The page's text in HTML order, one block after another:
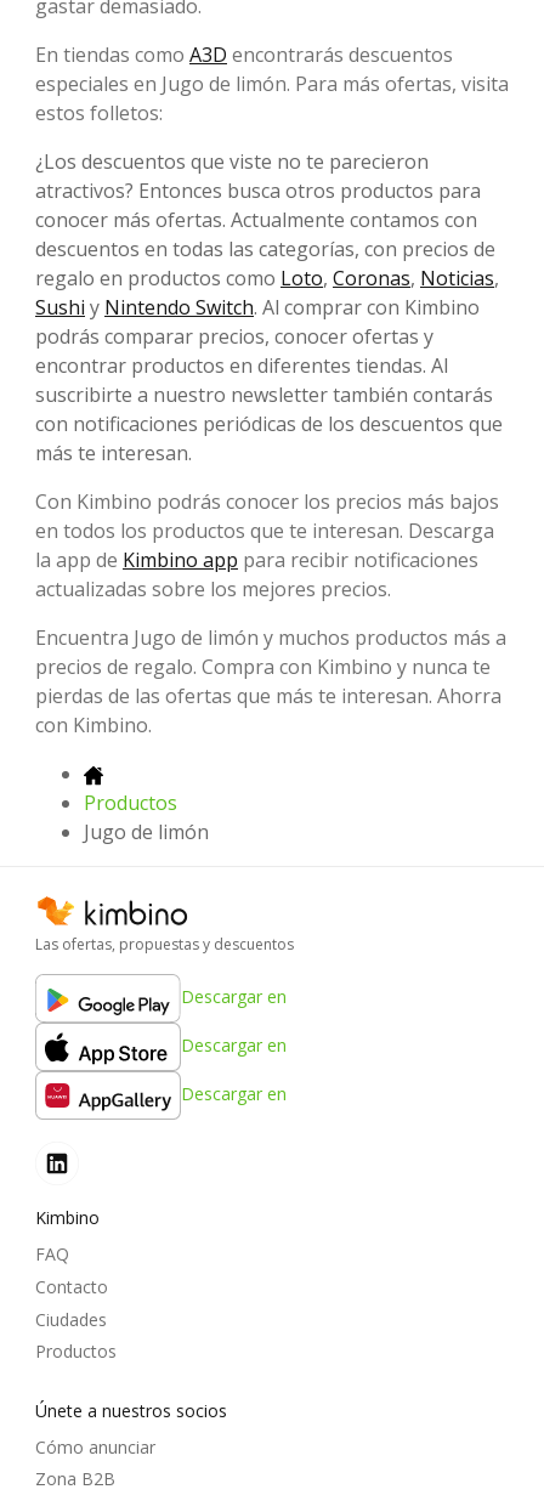
gastar demasiado.
En tiendas como A3D encontrarás descuentos
especiales en Jugo de limón. Para más ofertas, visita
estos folletos:
¿Los descuentos que viste no te parecieron
atractivos? Entonces busca otros productos para
conocer más ofertas. Actualmente contamos con
descuentos en todas las categorías, con precios de
regalo en productos como Loto, Coronas, Noticias,
Sushi y Nintendo Switch. Al comprar con Kimbino
podrás comparar precios, conocer ofertas y
encontrar productos en diferentes tiendas. Al
suscribirte a nuestro newsletter también contarás
con notificaciones periódicas de los descuentos que
más te interesan.
Con Kimbino podrás conocer los precios más bajos
en todos los productos que te interesan. Descarga
la app de Kimbino app para recibir notificaciones
actualizadas sobre los mejores precios.
Encuentra Jugo de limón y muchos productos más a
precios de regalo. Compra con Kimbino y nunca te
pierdas de las ofertas que más te interesan. Ahorra
con Kimbino.
Productos
Jugo de limón
Las ofertas, propuestas y descuentos
Descargar en
Descargar en
Descargar en
Kimbino
FAQ
Contacto
Ciudades
Productos
Únete a nuestros socios
Cómo anunciar
Zona B2B